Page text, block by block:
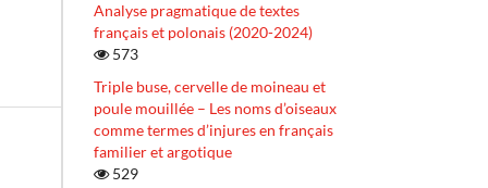
Analyse pragmatique de textes
français et polonais (2020-2024)
573
Triple buse, cervelle de moineau et
poule mouillée – Les noms d’oiseaux
comme termes d’injures en français
familier et argotique
529